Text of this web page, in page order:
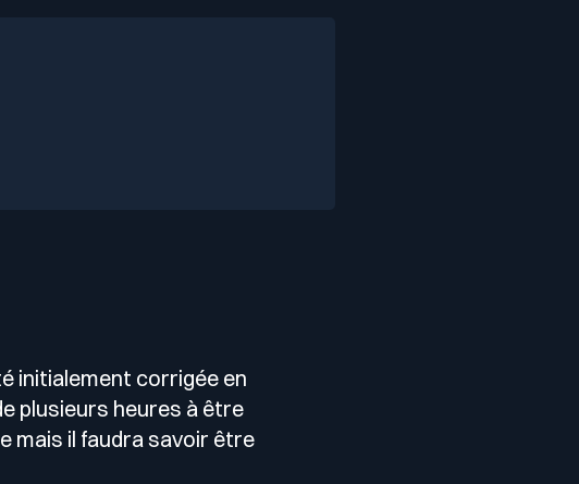
initialement corrigée en
plusieurs heures à être
mais il faudra savoir être